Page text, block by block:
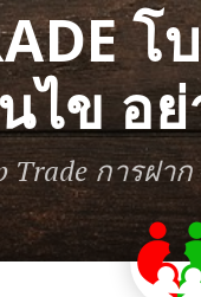
ไข อ
Trade การฝา